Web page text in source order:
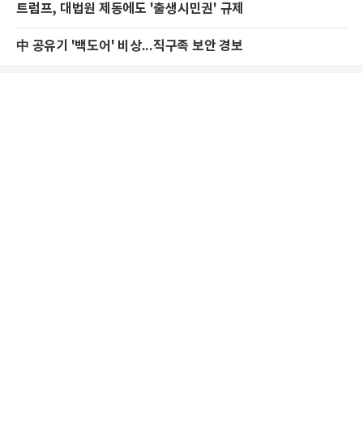
트럼프, 대법원 제동에도 '출생시민권' 규제
中 공유기 '백도어' 비상...직구족 보안 경보